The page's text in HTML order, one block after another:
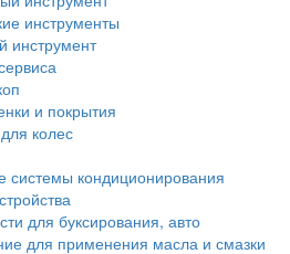
инструменты
инструмент
и покрытия
колес
системы кондиционирования
для буксирования, авто
для применения масла и смазки